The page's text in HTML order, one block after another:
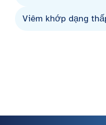
Viêm khớp dạng